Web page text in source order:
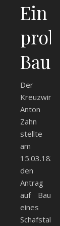
Ein
Der
Kreuzwirt
Anton
Zahn
stellte
am
15.03.1834
den
Antrag
auf Bau
eines
Schafstalls